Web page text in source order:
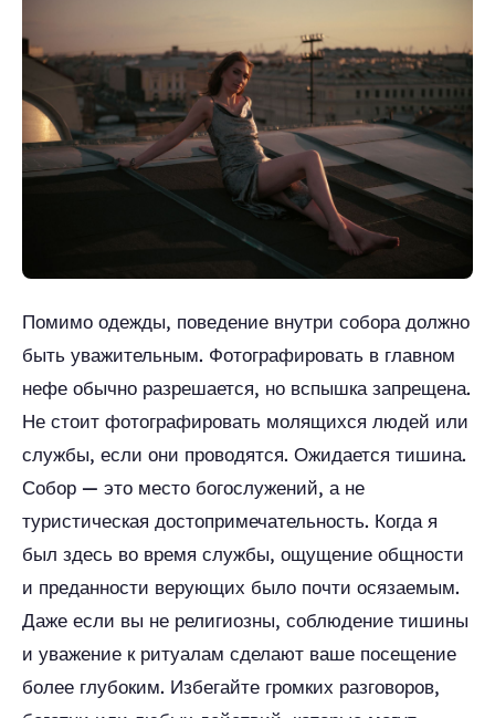
Помимо одежды, поведение внутри собора должно
быть уважительным. Фотографировать в главном
нефе обычно разрешается, но вспышка запрещена.
Не стоит фотографировать молящихся людей или
службы, если они проводятся. Ожидается тишина.
Собор — это место богослужений, а не
туристическая достопримечательность. Когда я
был здесь во время службы, ощущение общности
и преданности верующих было почти осязаемым.
Даже если вы не религиозны, соблюдение тишины
и уважение к ритуалам сделают ваше посещение
более глубоким. Избегайте громких разговоров,